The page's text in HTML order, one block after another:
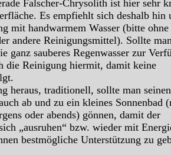
Falscher-Chrysolith ist hier sehr
Es empfiehlt sich deshalb hin
mit handwarmem Wasser (bitte ohne
andere Reinigungsmittel). Sollte
ganz sauberes Regenwasser zur
die Reinigung hiermit, damit keine
heraus, traditionell, sollte man seinen
ab und zu ein kleines Sonnenbad
oder abends) gönnen, damit der
„ausruhen“ bzw. wieder mit
bestmögliche Unterstützung zu